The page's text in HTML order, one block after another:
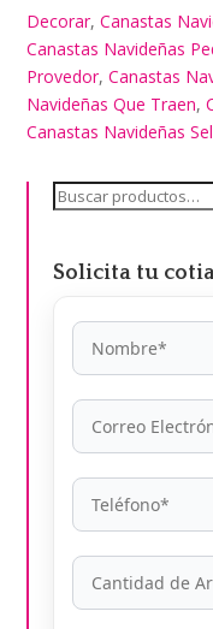
Decorar,Canastas
Canastas Navideñas
Provedor,Canastas
Navideñas Que Traen,
Canastas Navideñas
Buscar
Solicita tu